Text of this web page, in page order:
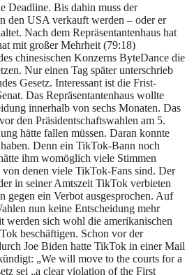
Deadline. Bis dahin muss der
den USA verkauft werden – oder er
Nach dem Repräsentantenhaus hat
mit großer Mehrheit (79:18)
chinesischen Konzerns ByteDance die
Nur einen Tag später unterschrieb
Gesetz. Interessant ist die Frist-
Das Repräsentantenhaus wollte
innerhalb von sechs Monaten. Das
den Präsidentschaftswahlen am 5.
hätte fallen müssen. Daran konnte
Denn ein TikTok-Bann noch
ihm womöglich viele Stimmen
denen viele TikTok-Fans sind. Der
in seiner Amtszeit TikTok verbieten
gegen ein Verbot ausgesprochen. Auf
nun keine Entscheidung mehr
werden sich wohl die amerikanischen
beschäftigen. Schon vor der
Joe Biden hatte TikTok in einer Mail
„We will move to the courts for a
sei „a clear violation of the First